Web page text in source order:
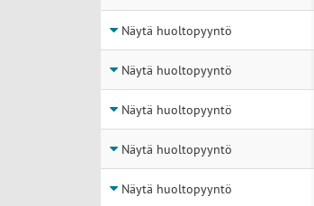
Näytä huoltopyyntö
Näytä huoltopyyntö
Näytä huoltopyyntö
Näytä huoltopyyntö
Näytä huoltopyyntö